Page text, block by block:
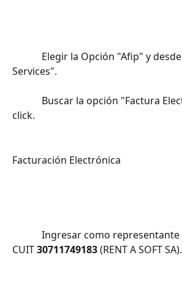
click.
Facturación Electrónica
CUIT 30711749183 (RENT A SOFT SA).